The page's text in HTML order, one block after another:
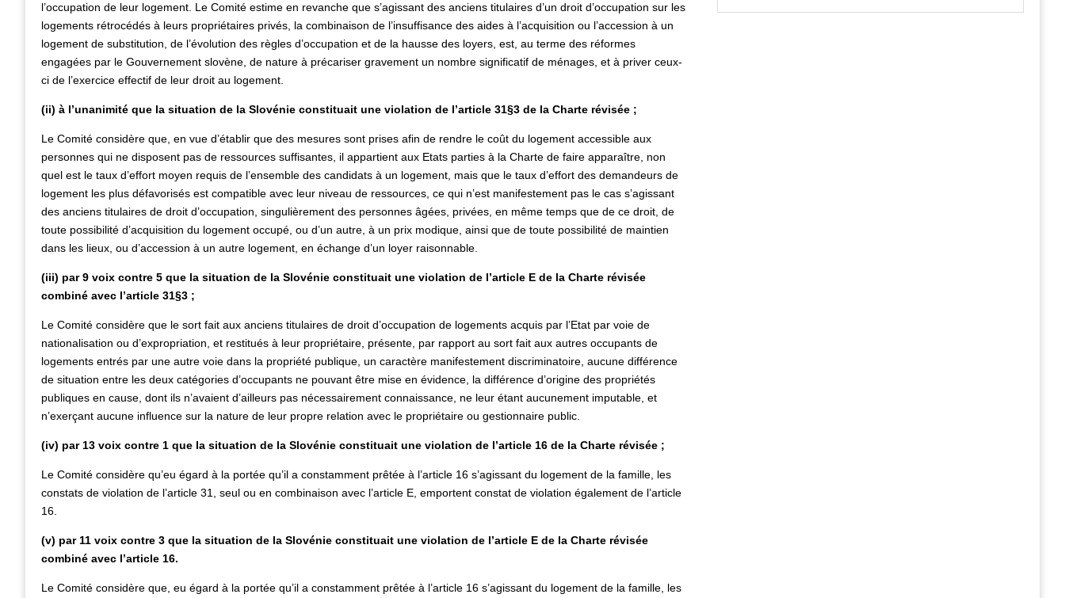
l’occupation de leur logement. Le Comité estime en revanche que s’agissant des anciens titulaires d’un droit d’occupation sur les
logements rétrocédés à leurs propriétaires privés, la combinaison de l’insuffisance des aides à l’acquisition ou l’accession à un
logement de substitution, de l’évolution des règles d’occupation et de la hausse des loyers, est, au terme des réformes
engagées par le Gouvernement slovène, de nature à précariser gravement un nombre significatif de ménages, et à priver ceux-
ci de l’exercice effectif de leur droit au logement.
(ii) à l’unanimité que la situation de la Slovénie constituait une violation de l’article 31§3 de la Charte révisée ;
Le Comité considère que, en vue d’établir que des mesures sont prises afin de rendre le coût du logement accessible aux
personnes qui ne disposent pas de ressources suffisantes, il appartient aux Etats parties à la Charte de faire apparaître, non
quel est le taux d’effort moyen requis de l’ensemble des candidats à un logement, mais que le taux d’effort des demandeurs de
logement les plus défavorisés est compatible avec leur niveau de ressources, ce qui n’est manifestement pas le cas s’agissant
des anciens titulaires de droit d’occupation, singulièrement des personnes âgées, privées, en même temps que de ce droit, de
toute possibilité d’acquisition du logement occupé, ou d’un autre, à un prix modique, ainsi que de toute possibilité de maintien
dans les lieux, ou d’accession à un autre logement, en échange d’un loyer raisonnable.
(iii) par 9 voix contre 5 que la situation de la Slovénie constituait une violation de l’article E de la Charte révisée
combiné avec l’article 31§3 ;
Le Comité considère que le sort fait aux anciens titulaires de droit d’occupation de logements acquis par l’Etat par voie de
nationalisation ou d’expropriation, et restitués à leur propriétaire, présente, par rapport au sort fait aux autres occupants de
logements entrés par une autre voie dans la propriété publique, un caractère manifestement discriminatoire, aucune différence
de situation entre les deux catégories d’occupants ne pouvant être mise en évidence, la différence d’origine des propriétés
publiques en cause, dont ils n’avaient d’ailleurs pas nécessairement connaissance, ne leur étant aucunement imputable, et
n’exerçant aucune influence sur la nature de leur propre relation avec le propriétaire ou gestionnaire public.
(iv) par 13 voix contre 1 que la situation de la Slovénie constituait une violation de l’article 16 de la Charte révisée ;
Le Comité considère qu’eu égard à la portée qu’il a constamment prêtée à l’article 16 s’agissant du logement de la famille, les
constats de violation de l’article 31, seul ou en combinaison avec l’article E, emportent constat de violation également de l’article
16.
(v) par 11 voix contre 3 que la situation de la Slovénie constituait une violation de l’article E de la Charte révisée
combiné avec l’article 16.
Le Comité considère que, eu égard à la portée qu’il a constamment prêtée à l’article 16 s’agissant du logement de la famille, les